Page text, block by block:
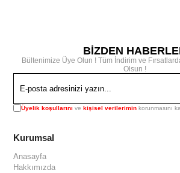
BİZDEN
Bültenimize Üye Olun ! Tüm İndirim ve
Olsun !
Üyelik koşullarını vekişisel verilerimin korunmasını
Kurumsal
Anasayfa
Hakkımızda